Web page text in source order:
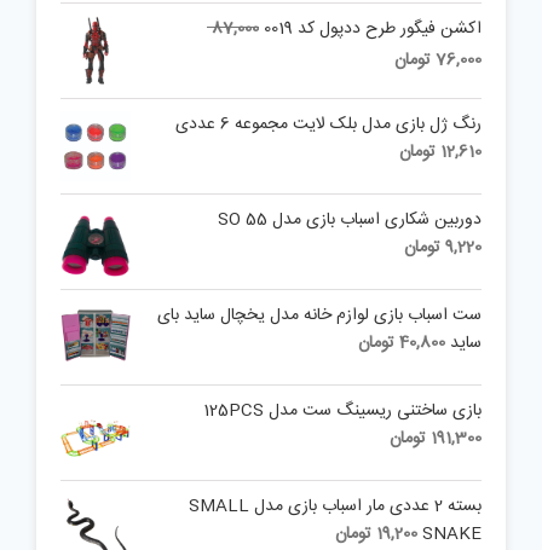
اکشن فیگور طرح ددپول کد 0019 87,000
Original
76,000تومان
76,000 تومان.
رنگ ژل بازی مدل بلک لایت مجموعه 6 عددی
12,610 تومان
دوربین شکاری اسباب بازی مدل SO 55
9,220تومان
ست اسباب بازی لوازم خانه مدل یخچال ساید بای
ساید 40,800تومان
بازی ساختنی ریسینگ ست مدل 125PCS
191,300 تومان
بسته 2 عددی مار اسباب بازی مدل SMALL
SNAKE
19,200 تومان